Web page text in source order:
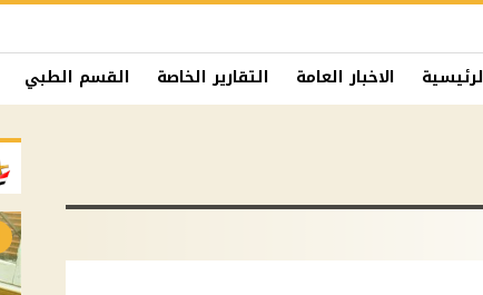
الاخبار العامة التقارير الخاصة القسم الطبي